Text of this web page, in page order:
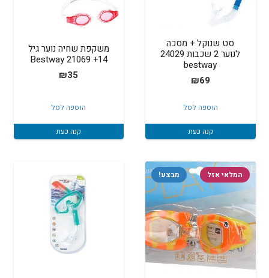
סט שנוקל + מסכה
לנוער 2 שכבות 24029
bestway
₪69
הוספה לסל
קנה כעת
משקפת שחיה נוער גיל
14+ Bestway 21069
₪35
הוספה לסל
קנה כעת
מבצע! המלאי אזל